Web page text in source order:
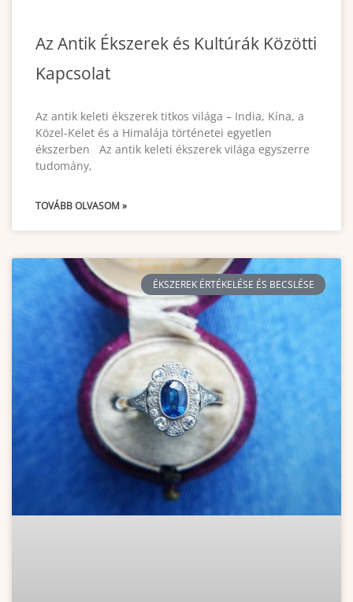
Az Antik Ékszerek és Kultúrák Közötti
Kapcsolat
Az antik keleti ékszerek titkos világa – India, Kína, a
Közel-Kelet és a Himalája történetei egyetlen
ékszerben Az antik keleti ékszerek világa egyszerre
tudomány,
TOVÁBB OLVASOM »
ÉKSZEREK ÉRTÉKELÉSE ÉS BECSLÉSE